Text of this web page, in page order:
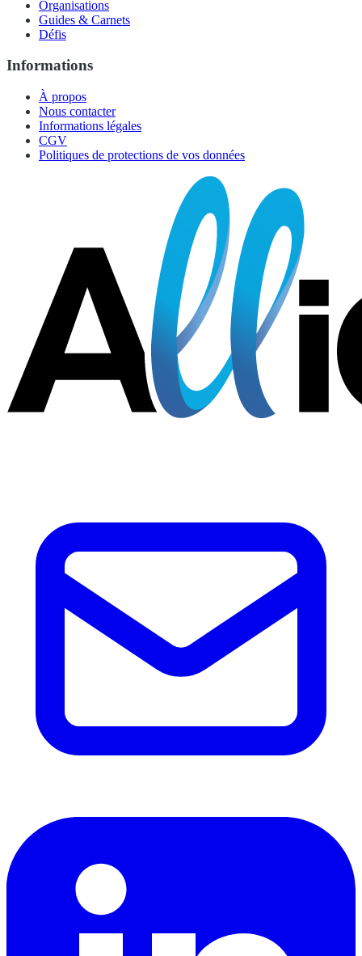
Organisations
Guides & Carnets
Défis
Informations
À propos
Nous contacter
Informations légales
CGV
Politiques de protections de vos données